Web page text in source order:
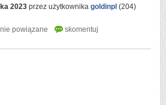
2023 przez użytkownika goldinpl (204)